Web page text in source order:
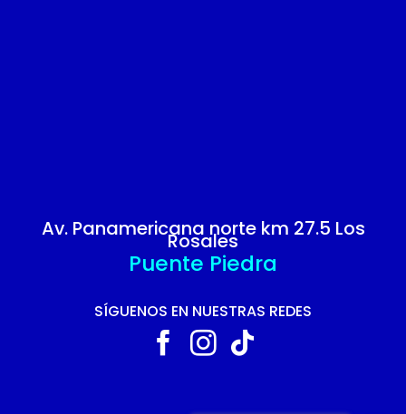
Av. Panamericana norte km 27.5 Los
Rosales
Puente Piedra
SÍGUENOS EN NUESTRAS REDES